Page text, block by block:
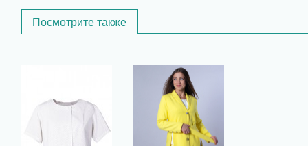
Посмотрите также